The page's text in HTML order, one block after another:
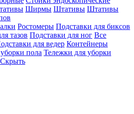
Ширмы Штативы Штативы
Ростомеры Подставки для биксов
тазов Подставки для ног Все
для ведер Контейнеры
пола Тележки для уборки
Скрыть